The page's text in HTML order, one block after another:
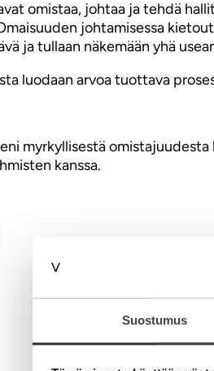
Suostumus
omistaa, johtaa ja tehdä
johtamisessa
ja tullaan näkemään yhä
luodaan arvoa tuottava
myrkyllisestä
kanssa.
Kirjoita
Aihe